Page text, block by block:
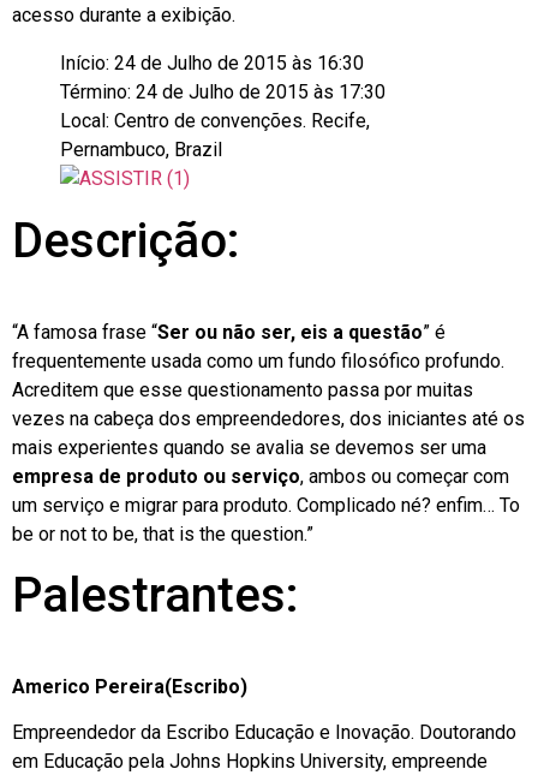
acesso durante a exibição.
Início: 24 de Julho de 2015 às 16:30
Término: 24 de Julho de 2015 às 17:30
Local: Centro de convenções. Recife,
Pernambuco, Brazil
Descrição:
“A famosa frase “Ser ou não ser, eis a questão” é
frequentemente usada como um fundo filosófico profundo.
Acreditem que esse questionamento passa por muitas
vezes na cabeça dos empreendedores, dos iniciantes até os
mais experientes quando se avalia se devemos ser uma
empresa de produto ou serviço, ambos ou começar com
um serviço e migrar para produto. Complicado né? enfim… To
be or not to be, that is the question.”
Palestrantes:
Americo Pereira(Escribo)
Empreendedor da Escribo Educação e Inovação. Doutorando
em Educação pela Johns Hopkins University, empreende